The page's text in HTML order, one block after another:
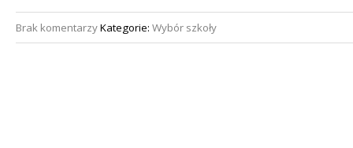
Brak komentarzyKategorie: Wybór szkoły